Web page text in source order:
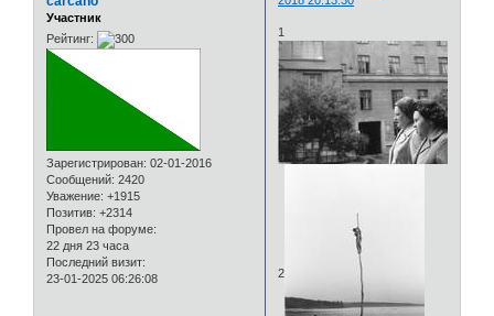
Участник
Рейтинг:
Зарегистрирован: 02-01-2016
Сообщений: 2420
Уважение: +1915
Позитив: +2314
Провел на форуме:
22 дня 23 часа
Последний визит:
23-01-2025 06:26:08
1
2